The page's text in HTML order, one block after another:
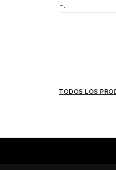
TODOS LOS